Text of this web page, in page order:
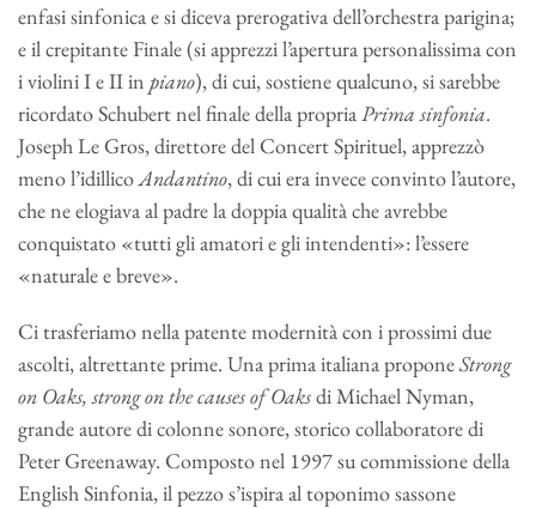
enfasi sinfonica e si diceva prerogativa dell’orchestra parigina;
e il crepitante Finale (si apprezzi l’apertura personalissima con
i violini I e II in piano), di cui, sostiene qualcuno, si sarebbe
ricordato Schubert nel finale della propriaPrima sinfonia.
Joseph Le Gros, direttore del Concert Spirituel, apprezzò
meno l’idillicoAndantino, di cui era invece convinto l’autore,
che ne elogiava al padre la doppia qualità che avrebbe
conquistato «tutti gli amatori e gli intendenti»: l’essere
«naturale e breve».
Ci trasferiamo nella patente modernità con i prossimi due
ascolti, altrettante prime. Una prima italiana proponeStrong
on Oaks, strong on the causes of Oaksdi Michael Nyman,
grande autore di colonne sonore, storico collaboratore di
Peter Greenaway. Composto nel 1997 su commissione della
English Sinfonia, il pezzo s’ispira al toponimo sassone